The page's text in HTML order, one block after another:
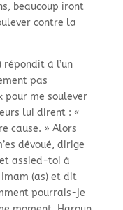
beaucoup iront
contre la
répondit à l’un
pas
pour me soulever
lui dirent : «
cause. » Alors
dévoué, dirige
assied-toi à
Imam (as) et dit
pourrais-je